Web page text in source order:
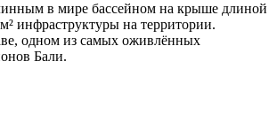
в мире бассейном на крыше длиной
инфраструктуры на территории.
одном из самых оживлённых
Бали.